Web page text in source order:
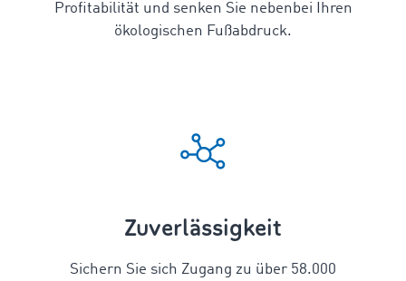
Profitabilität und senken Sie nebenbei Ihren
ökologischen Fußabdruck.
Zuverlässigkeit
Sichern Sie sich Zugang zu über 58.000